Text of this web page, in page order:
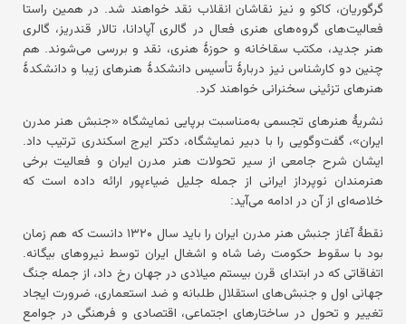
گرگوریان، کاکو و نیز نقاشان انقلاب نقد خواهند شد. در همین راستا
فعالیت‌های گروه‌های هنری فعال در گالری آپادانا، تالار قندریز، گالری
هنر جدید، مکتب سقاخانه و حوزهٔ هنری، نقد و بررسی می‌شوند. هم‌
چنین دو کارشناس نیز دربارهٔ تأسیس دانشکدهٔ هنرهای زیبا و دانشکدهٔ
هنرهای تزئینی سخنرانی خواهند کرد.
نشریهٔ هنرهای تجسمی به‌مناسبت برپایی نمایشگاه «جنبش هنر مدرن
ایران»، گفت‌وگویی را با دبیر نمایشگاه، دکتر ایرج اسکندری ترتیب داد.
ایشان شرح جامعی از سیر تحولات هنر مدرن ایران و فعالیت برخی
هنرمندان نوپرداز ایرانی از جمله جلیل ضیاءپور ارائه داده است که
خلاصه‌ای از آن در ادامه می‌آید:
نقطهٔ آغاز جنبش هنر مدرن ایران را باید سال ۱۳۲۰ دانست که هم‌ زمان
بود با سقوط حکومت رضا شاه و اشغال ایران توسط نیروهای بیگانه.
اتفاقاتی که در ابتدای قرن بیستم میلادی در جهان رخ داد، از جمله جنگ
جهانی اول و جنبش‌های استقلال ‌طلبانه و ضد استعماری، ضرورت ایجاد
تغییر و تحول در ساختارهای اجتماعی، اقتصادی و فرهنگی در جوامع